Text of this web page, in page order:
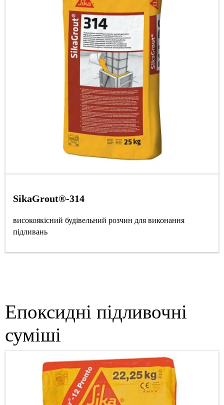
SikaGrout®-314
високоякісний будівельний розчин для виконання
підливань
Епоксидні підливочні
суміші